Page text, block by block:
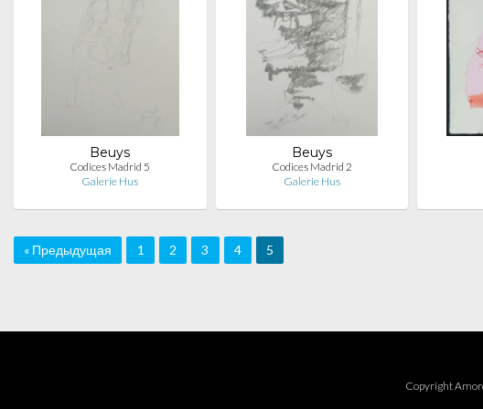
Beuys
Codices Madrid 5
Galerie Hus
Beuys
Codices Madrid 2
Galerie Hus
« Предыдущая 1 2 3 4 5
Copyright